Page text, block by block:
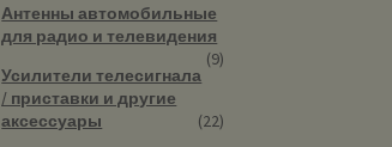
Антенны автомобильные
для радио и телевидения
(9)
Усилители телесигнала
/ приставки и другие
аксессуары
(22)